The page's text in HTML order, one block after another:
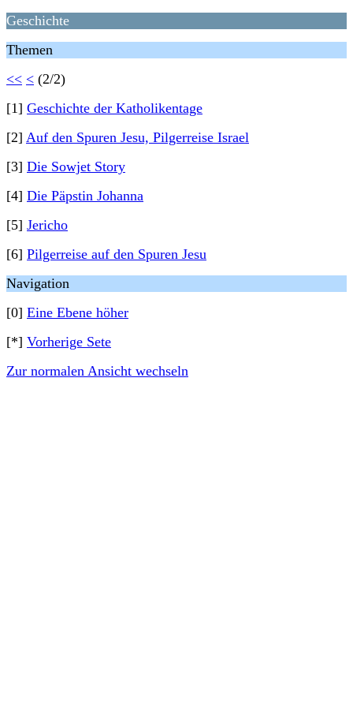
Geschichte
Themen
<< < (2/2)
[1] Geschichte der Katholikentage
[2] Auf den Spuren Jesu, Pilgerreise Israel
[3] Die Sowjet Story
[4] Die Päpstin Johanna
[5] Jericho
[6] Pilgerreise auf den Spuren Jesu
Navigation
[0] Eine Ebene höher
[*] Vorherige Sete
Zur normalen Ansicht wechseln